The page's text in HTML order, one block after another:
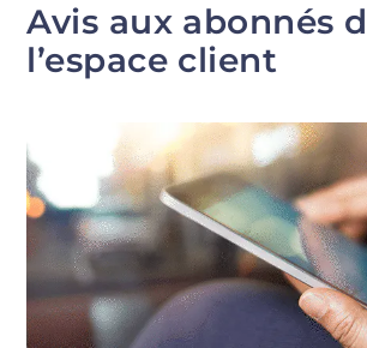
Avis aux abonnés
l’espace client